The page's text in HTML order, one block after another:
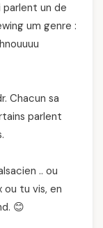
parlent un de
um genre :
Chacun sa
parlent
.. ou
tu vis, en
😊